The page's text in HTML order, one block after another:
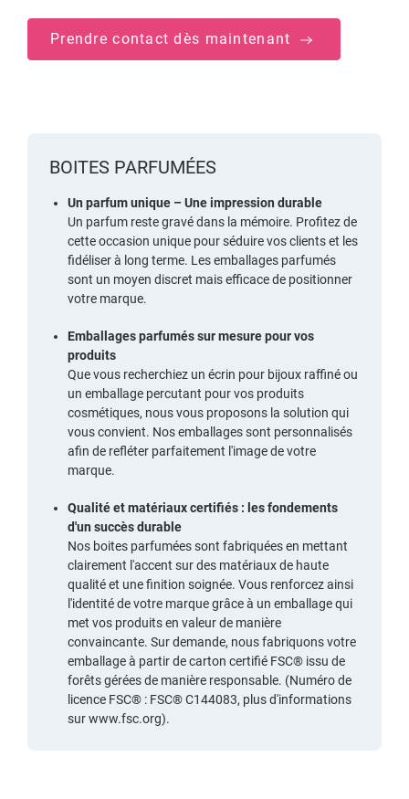
Prendre contact dès maintenant
BOITES PARFUMÉES
Un parfum unique – Une impression durable
Un parfum reste gravé dans la mémoire. Profitez de
cette occasion unique pour séduire vos clients et les
fidéliser à long terme. Les emballages parfumés
sont un moyen discret mais efficace de positionner
votre marque.
Emballages parfumés sur mesure pour vos
produits
Que vous recherchiez un écrin pour bijoux raffiné ou
un emballage percutant pour vos produits
cosmétiques, nous vous proposons la solution qui
vous convient. Nos emballages sont personnalisés
afin de refléter parfaitement l'image de votre
marque.
Qualité et matériaux certifiés : les fondements
d'un succès durable
Nos boites parfumées sont fabriquées en mettant
clairement l'accent sur des matériaux de haute
qualité et une finition soignée. Vous renforcez ainsi
l'identité de votre marque grâce à un emballage qui
met vos produits en valeur de manière
convaincante. Sur demande, nous fabriquons votre
emballage à partir decarton certifié FSC® issu de
forêts gérées de manière responsable. (Numéro de
licence FSC® : FSC® C144083, plus d'informations
surwww.fsc.org).